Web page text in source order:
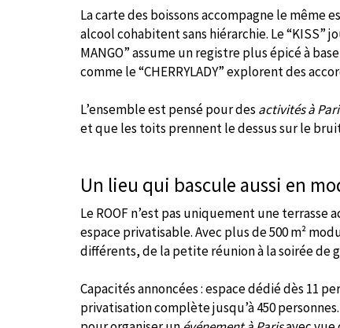
La carte des boissons accompagne le même
alcool cohabitent sans hiérarchie. Le “KISS”
MANGO” assume un registre plus épicé à
comme le “CHERRYLADY” explorent des
L’ensemble est pensé pour des activités à
et que les toits prennent le dessus sur le
Un lieu qui bascule aussi en
Le ROOF n’est pas uniquement une terrasse
espace privatisable. Avec plus de 500 m²
différents, de la petite réunion à la soirée de
Capacités annoncées : espace dédié dès 11
privatisation complète jusqu’à 450